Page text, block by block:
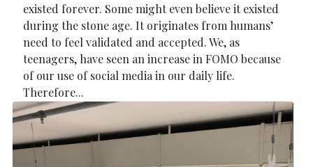
existed forever. Some might even believe it existed
during the stone age. It originates from humans’
need to feel validated and accepted. We, as
teenagers, have seen an increase in FOMO because
of our use of social media in our daily life.
Therefore...